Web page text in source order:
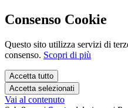
Consenso Cookie
Questo sito utilizza servizi di
consenso. Scopri di più
Accetta tutto
Accetta selezionati
Vai al contenuto